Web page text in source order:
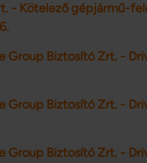
- Kötelező gépjármű-
Group Biztosító Zrt. -
Group Biztosító Zrt. -
Group Biztosító Zrt. -